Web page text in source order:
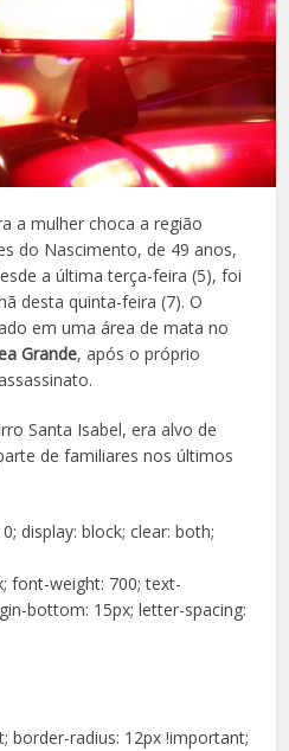
a mulher choca a região
do Nascimento, de 49 anos,
a última terça-feira (5), foi
desta quinta-feira (7). O
em uma área de mata no
Grande, após o próprio
Santa Isabel, era alvo de
de familiares nos últimos
display: block; clear: both;
font-weight: 700; text-
bottom: 15px; letter-spacing:
border-radius: 12px !important;